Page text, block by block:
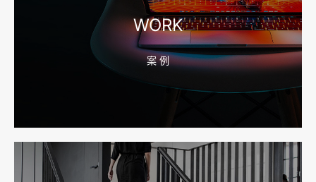
宁波外贸网站建设怎么做？产品目录和询盘字段先定
宁波企业官网改版怎么做？先排老站URL和收录保留
WORK
案 例